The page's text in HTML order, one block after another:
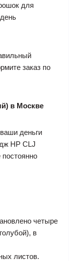
для
заказ по
в Москве
деньги
HP CLJ
четыре
в
листов.